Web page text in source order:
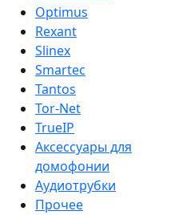
Optimus
Rexant
Slinex
Smartec
Tantos
Tor-Net
TrueIP
Аксессуары для
домофонии
Аудиотрубки
Прочее